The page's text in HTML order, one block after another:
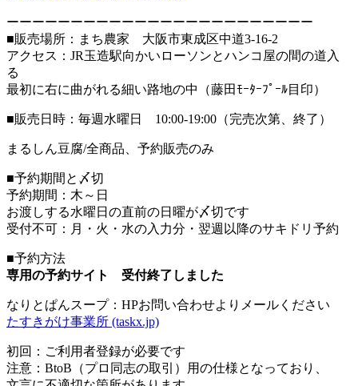
ーーーーーーーーーーーーーーーーーーーーーーーー
■販売場所：まち農家 大阪市東成区中道3-16-2
アクセス：JR玉造駅向かいローソンとハンコ屋の間の道入
る
最初に右に曲がれる細い路地の中（藤田ﾓｰﾀｰﾌﾟｰﾙ目印）
■販売日時：毎週水曜日 10:00-19:00（完売次第、終了）
まるしん豆腐/全商品、予約販売のみ
■予約期間と〆切
予約期間：木～日
お渡しする水曜日の直前の日曜が〆切です
受付不可：月・火・水の入力分・翌週以降のサキドリ予約
■予約方法
専用の予約サイト 受付終了しました
なりとぱんスープ：HPお問い合わせよりメールください
たすきがけ事業所 (taskx.jp)
初回：ご利用者登録が必要です
注意：BtoB（プロ同志の取引）用の仕様となっており、